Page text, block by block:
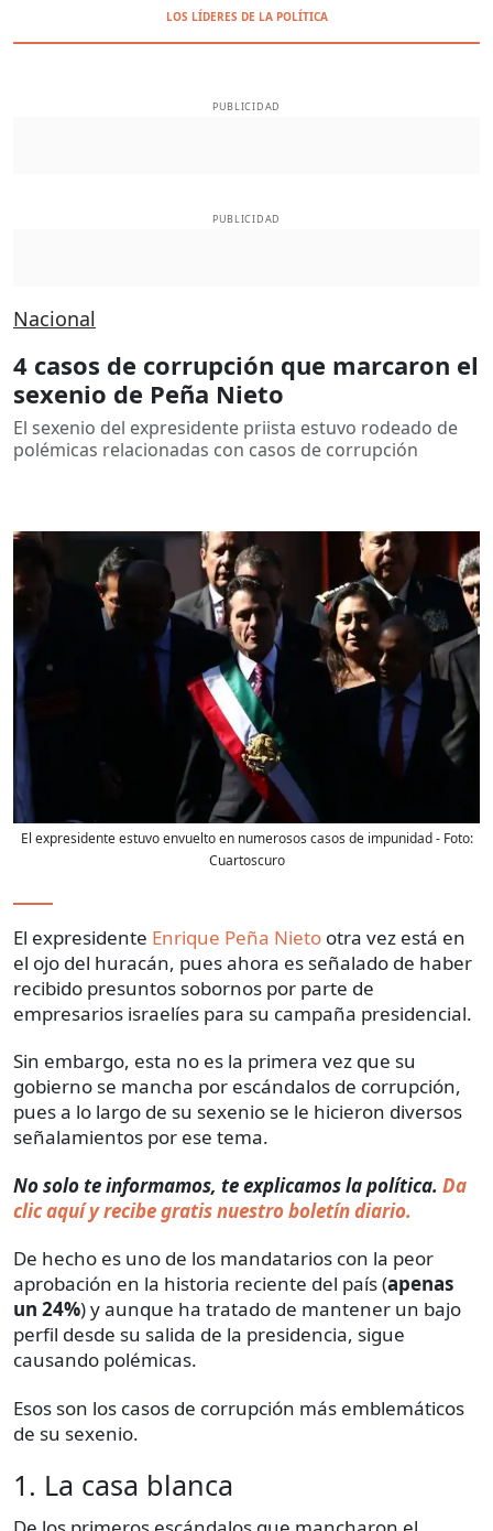
LOS LÍDERES DE LA POLÍTICA
PUBLICIDAD
PUBLICIDAD
Nacional
4 casos de corrupción que marcaron el
sexenio de Peña Nieto
El sexenio del expresidente priista estuvo rodeado de
polémicas relacionadas con casos de corrupción
El expresidente estuvo envuelto en numerosos casos de impunidad- Foto:
Cuartoscuro
El expresidente Enrique Peña Nieto otra vez está en
el ojo del huracán, pues ahora es señalado de haber
recibido presuntos sobornos por parte de
empresarios israelíes para su campaña presidencial.
Sin embargo, esta no es la primera vez que su
gobierno se mancha por escándalos de corrupción,
pues a lo largo de su sexenio se le hicieron diversos
señalamientos por ese tema.
No solo te informamos, te explicamos la política. Da
clic aquí y recibe gratis nuestro boletín diario.
De hecho es uno de los mandatarios con la peor
aprobación en la historia reciente del país (apenas
un 24%) y aunque ha tratado de mantener un bajo
perfil desde su salida de la presidencia, sigue
causando polémicas.
Esos son los casos de corrupción más emblemáticos
de su sexenio.
1. La casa blanca